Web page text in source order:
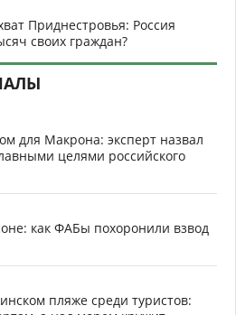
Приднестровья: Россия
своих граждан?
для Макрона: эксперт назвал
целями российского
как ФАБы похоронили взвод
пляже среди туристов: